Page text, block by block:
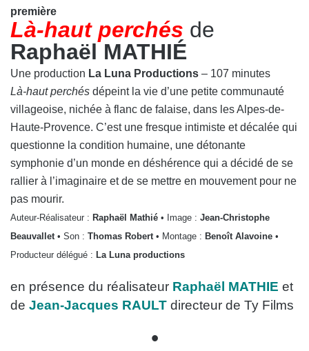
première
Là-haut perchés de
Raphaël MATHIÉ
Une production La Luna Productions – 107 minutes
Là-haut perchés dépeint la vie d’une petite communauté
villageoise, nichée à flanc de falaise, dans les Alpes-de-
Haute-Provence. C’est une fresque intimiste et décalée qui
questionne la condition humaine, une détonante
symphonie d’un monde en déshérence qui a décidé de se
rallier à l’imaginaire et de se mettre en mouvement pour ne
pas mourir.
Auteur-Réalisateur : Raphaël Mathié • Image : Jean-Christophe
Beauvallet • Son : Thomas Robert • Montage : Benoît Alavoine •
Producteur délégué : La Luna productions
en présence du réalisateur Raphaël MATHIE et
de Jean-Jacques RAULT directeur de Ty Films
•